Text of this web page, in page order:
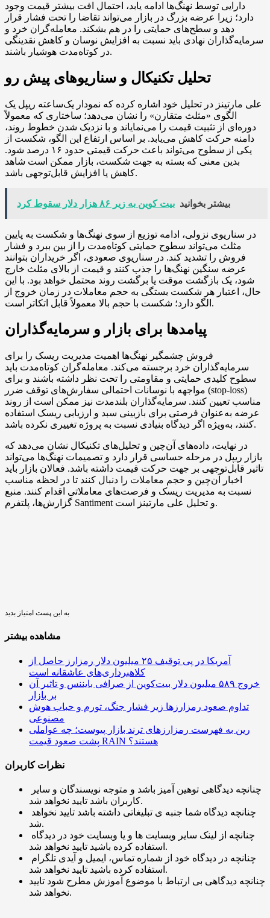
دارایی توسط نهنگ‌ها ادامه یابد، احتمال افت بیشتر قیمت وجود
دارد؛ زیرا عرضه بزرگ در بازار می‌تواند تقاضا را تحت فشار قرار
دهد و سطح‌های حمایتی را در هم بشکند. معامله‌گران خرد و
سرمایه‌گذاران نهادی باید نسبت به افزایش نوسان و کاهش نقدینگی
در کوتاه‌مدت هوشیار باشند.
تحلیل تکنیکال و سناریوهای پیش رو
علی مارتینز در تحلیل خود اشاره کرده که نمودار یک‌ساعته ریپل یک
الگوی «مثلث متقارن» را نشان می‌دهد؛ ساختاری که معمولاً
دوره‌ای از تثبیت قیمت را می‌نمایاند و با نزدیک شدن خطوط روند،
دامنه حرکت کاهش می‌یابد. بر اساس ارتفاع این الگو، شکست از
یکی از سطوح می‌تواند باعث حرکت قیمتی حدود ۱۶ درصد شود.
بدین معنی که بسته به جهت شکست، بازار ممکن است شاهد
کاهش یا افزایش قابل‌توجهی باشد.
بیشتر بخوانید بیت کوین به زیر ۸۶ هزار دلار سقوط کرد
در سناریوی نزولی، ادامه توزیع از سوی نهنگ‌ها و شکست به پایین
مثلث می‌تواند سطوح حمایتی کوتاه‌مدت را از بین ببرد و فشار
فروش را تشدید کند. در سناریوی صعودی، اگر خریداران بتوانند
عرضه سنگین نهنگ‌ها را جذب کنند و قیمت از بالای مثلث خارج
شود، یک بازگشت موقت یا برگشت روند محتمل خواهد بود. با این
حال، اعتبار هر شکست بستگی به حجم معاملات در زمان خروج از
الگو دارد؛ شکست با حجم بالا معمولاً قابل اتکا‌تر است.
پیامدها برای بازار و سرمایه‌گذاران
فروش چشمگیر نهنگ‌ها اهمیت مدیریت ریسک را برای
سرمایه‌گذاران خرد برجسته می‌کند. معامله‌گران کوتاه‌مدت باید
سطوح کلیدی حمایتی و مقاومتی را تحت نظر داشته باشند و برای
مواجهه با نوسانات احتمالی سفارش‌های توقف ضرر (stop-loss)
مناسب تعیین کنند. سرمایه‌گذاران بلندمدت نیز ممکن است از روند
عرضه به‌عنوان فرصتی برای بازبینی سبد و ارزیابی ریسک استفاده
کنند، به‌ویژه اگر دیدگاه بنیادی نسبت به پروژه تغییری نکرده باشد.
در نهایت، داده‌های آن‌چین و تحلیل‌های تکنیکال نشان می‌دهد که
بازار ریپل در مرحله حساسی قرار دارد و تصمیمات نهنگ‌ها می‌تواند
تاثیر قابل‌توجهی بر جهت حرکت قیمت داشته باشد. فعالان بازار باید
اخبار آن‌چین و حجم معاملات را دنبال کنند تا در لحظه مناسب
نسبت به مدیریت ریسک و فرصت‌های معاملاتی اقدام کنند. منبع
گزارش‌ها، پلتفرم Santiment و تحلیل علی مارتینز است.
به این پست امتیاز بدید
مشاهده بیشتر
آمریکا در پی توقیف ۲۵ میلیون دلار رمزارز حاصل از
کلاهبرداری‌های عاشقانه است
خروج ۵۸۹ میلیون دلار بیت‌کوین از صرافی بایننس و تاثیر آن
بر بازار
تداوم صعود رمزارزها زیر فشار جنگ، تورم و حباب هوش
مصنوعی
رین به فهرست رمزارزهای ترند بازار پیوست؛ چه عواملی
پشت صعود قیمت RAIN هستند؟
نظرات کاربران
کاربران باشد تایید نخواهد شد.
شد.
استفاده کرده باشید تایید نخواهد شد.
استفاده کرده باشید تایید نخواهد شد.
چنانچه دیدگاهی بی ارتباط با موضوع آموزش مطرح شود تایید
نخواهد شد.